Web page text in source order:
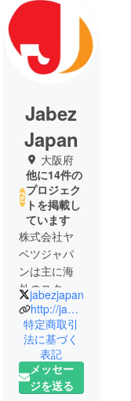
Jabez
Japan
大阪府
他に14件の
プロジェク
トを掲載し
ています
株式会社ヤ
ベツジャパ
ンは主に海
外のスター
トアップ企
業の製品を
輸入販売し
ている商社
です。ス
タートアッ
jabezjapan
http://jabez.jp
特定商取引
法に基づく
表記
メッセー
ジを送る